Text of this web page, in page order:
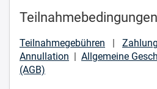
Teilnahmebedingungen
Teilnahmegebühren Zahlung
Annullation
Allgemeine
(AGB)